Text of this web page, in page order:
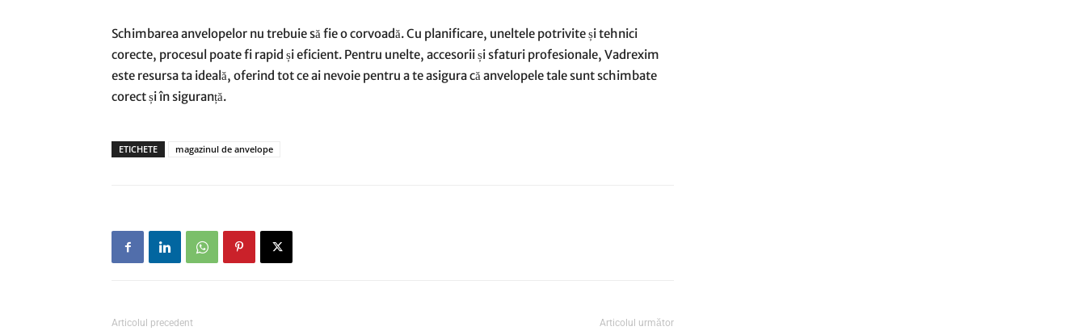
Schimbarea anvelopelor nu trebuie să fie o corvoadă. Cu planificare, uneltele potrivite și tehnici
corecte, procesul poate fi rapid și eficient. Pentru unelte, accesorii și sfaturi profesionale, Vadrexim
este resursa ta ideală, oferind tot ce ai nevoie pentru a te asigura că anvelopele tale sunt schimbate
corect și în siguranță.
ETICHETE magazinul de anvelope
Articolul precedent Articolul următor